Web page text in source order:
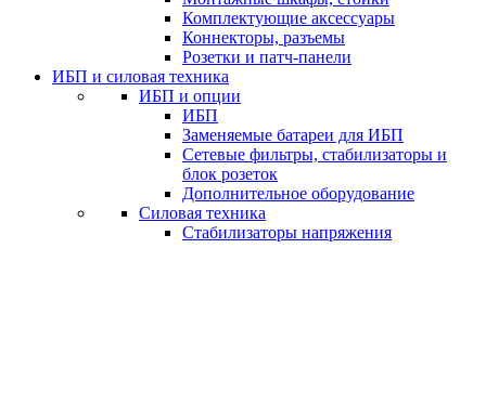
Комплектующие аксессуары
Коннекторы, разъемы
Розетки и патч-панели
ИБП и силовая техника
ИБП и опции
ИБП
Заменяемые батареи для ИБП
Сетевые фильтры, стабилизаторы и
блок розеток
Дополнительное оборудование
Силовая техника
Стабилизаторы напряжения